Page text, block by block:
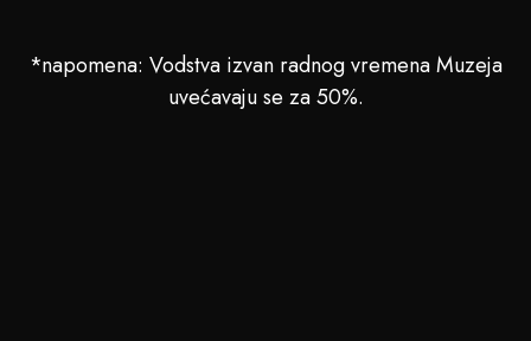
*napomena: Vodstva izvan radnog vremena Muzeja
uvećavaju se za 50%.